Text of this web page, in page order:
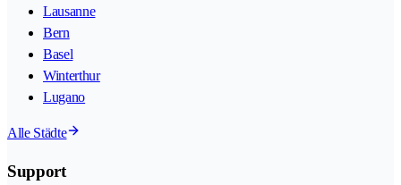
Lausanne
Bern
Basel
Winterthur
Lugano
Alle Städte
Support